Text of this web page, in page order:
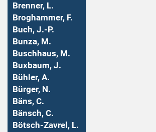
Brenner, L.
Broghammer, F.
Buch, J.-P.
Bunza, M.
Buschhaus, M.
Buxbaum, J.
Bühler, A.
Bürger, N.
Bäns, C.
Bänsch, C.
Bötsch-Zavrel, L.